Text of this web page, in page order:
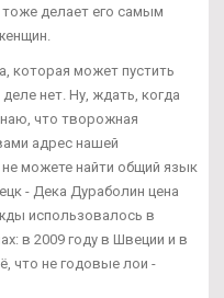
делает его самым
которая может пустить
нет. Ну, ждать, когда
что творожная
адрес нашей
можете найти общий язык
- Дека Дураболин цена
использовалось в
в 2009 году в Швеции и в
что не годовые лои -